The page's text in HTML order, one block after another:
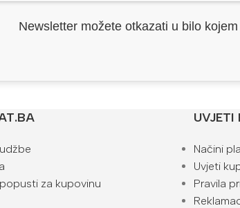
Newsletter možete otkazati u bilo
za kupovinu
UVJETI
Načini
Uvjeti
Pravila